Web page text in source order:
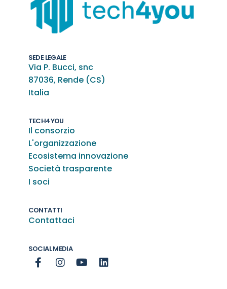
SEDE LEGALE
Via P. Bucci, snc
87036, Rende (CS)
Italia
TECH4YOU
Il consorzio
L'organizzazione
Ecosistema innovazione
Società trasparente
I soci
CONTATTI
Contattaci
SOCIAL MEDIA